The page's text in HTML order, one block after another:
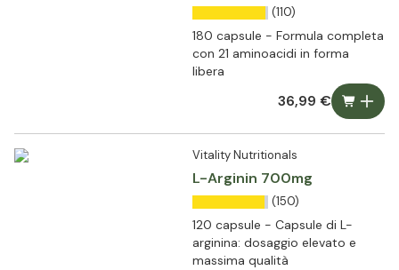
(110)
180 capsule - Formula completa
con 21 aminoacidi in forma
libera
36,99 €
Vitality Nutritionals
L-Arginin 700mg
(150)
120 capsule - Capsule di L-
arginina: dosaggio elevato e
massima qualità